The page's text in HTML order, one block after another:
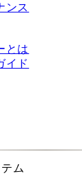
ンス
とは
イド
ム